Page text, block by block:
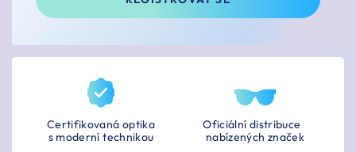
Certifikovaná optika
s moderní technikou
Oficiální distribuce
nabízených značek